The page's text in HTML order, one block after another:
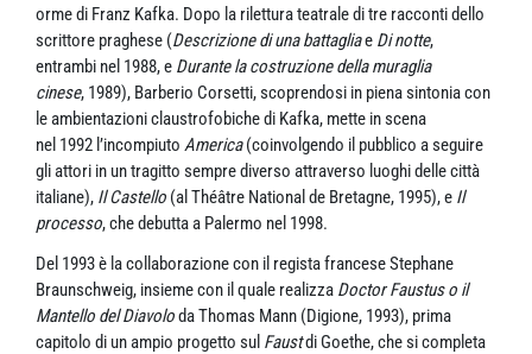
orme di Franz Kafka. Dopo la rilettura teatrale di tre racconti dello
scrittore praghese (Descrizione di una battagliae Di notte,
entrambi nel 1988, e Durante la costruzione della muraglia
cinese, 1989), Barberio Corsetti, scoprendosi in piena sintonia con
le ambientazioni claustrofobiche di Kafka, mette in scena
nel 1992 l’incompiuto America(coinvolgendo il pubblico a seguire
gli attori in un tragitto sempre diverso attraverso luoghi delle città
italiane), Il Castello (al Théâtre National de Bretagne, 1995), e Il
processo, che debutta a Palermo nel 1998.
Del 1993 è la collaborazione con il regista francese Stephane
Braunschweig, insieme con il quale realizza Doctor Faustus o il
Mantello del Diavoloda Thomas Mann (Digione, 1993), prima
capitolo di un ampio progetto sul Faustdi Goethe, che si completa